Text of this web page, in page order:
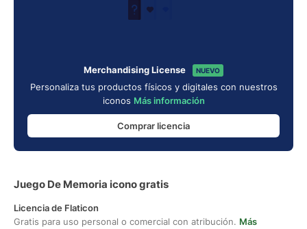
Merchandising License NUEVO
Personaliza tus productos físicos y digitales con nuestros
iconos Más información
Comprar licencia
Juego De Memoria icono gratis
Licencia de Flaticon
Gratis para uso personal o comercial con atribución. Más